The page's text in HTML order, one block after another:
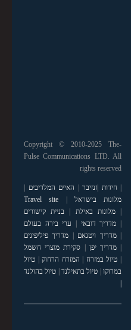
Copyright © 2010-2025 The-
Pulse Communications LTD. All
rights reserved
|חידות זנזיבר האיים המלדיבים
מלונות בישראל
Travel site
|מלונות באילת
בניית קישורים
מדריך דובאי
ערי בירה בעולם
|מדריך ויטנאם
מדריך פיליפינים
|מדריך יפן
סקירת מוצרי חשמל
טיול במזרח המזרח הרחוק| טיול
במרוקו| טיול בתאילנד| טיול בהולנד